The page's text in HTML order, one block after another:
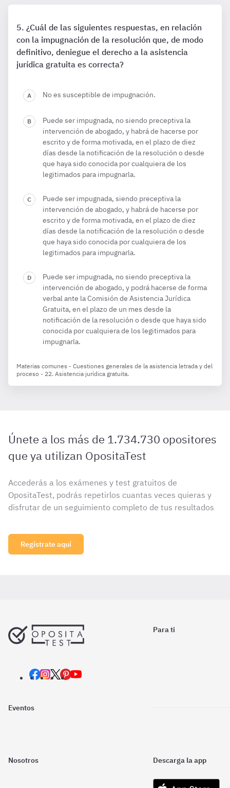
¿Cuál de las siguientes respuestas, en relación
con la impugnación de la resolución que, de modo
definitivo, deniegue el derecho a la asistencia
jurídica gratuita es correcta?
No es susceptible de impugnación.
Puede ser impugnada, no siendo preceptiva la
intervención de abogado, y habrá de hacerse por
escrito y de forma motivada, en el plazo de diez
días desde la notificación de la resolución o desde
que haya sido conocida por cualquiera de los
legitimados para impugnarla.
Puede ser impugnada, siendo preceptiva la
intervención de abogado, y habrá de hacerse por
escrito y de forma motivada, en el plazo de diez
días desde la notificación de la resolución o desde
que haya sido conocida por cualquiera de los
legitimados para impugnarla.
Puede ser impugnada, no siendo preceptiva la
intervención de abogado, y podrá hacerse de forma
verbal ante la Comisión de Asistencia Jurídica
Gratuita, en el plazo de un mes desde la
notificación de la resolución o desde que haya sido
conocida por cualquiera de los legitimados para
impugnarla.
Materias comunes - Cuestiones generales de la asistencia letrada y del
proceso - 22. Asistencia jurídica gratuita.
Únete a los más de 1.734.730 opositores
que ya utilizan OpositaTest
Accederás a los exámenes y test gratuitos de
OpositaTest, podrás repetirlos cuantas veces quieras y
disfrutar de un seguimiento completo de tus resultados
Regístrate aquí
Para ti
Eventos
Nosotros Descarga la app